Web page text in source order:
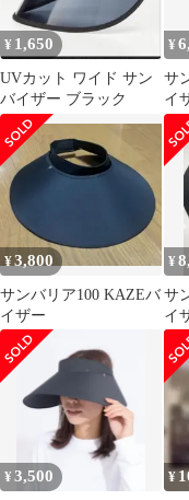
¥ 1,650
UVカット ワイド サン
バイザー ブラック
¥
サ
イ
¥3,800
サンバリア100 KAZEバ
イザー
¥
サ
イ
¥3,500 ¥